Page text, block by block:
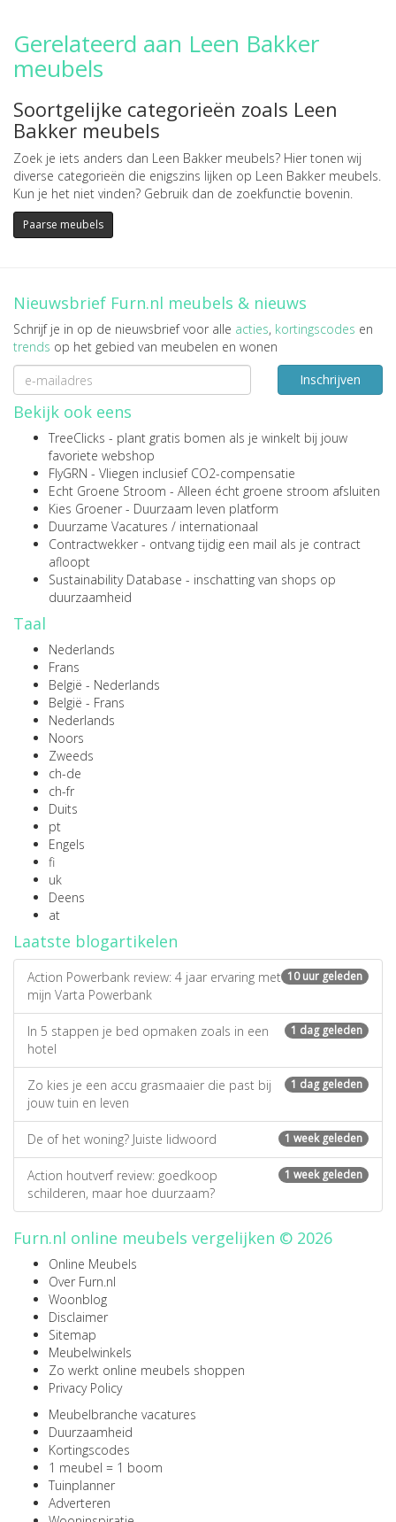
Gerelateerd aan Leen Bakker
meubels
Soortgelijke categorieën zoals Leen
Bakker meubels
Zoek je iets anders dan Leen Bakker meubels? Hier tonen wij
diverse categorieën die enigszins lijken op Leen Bakker meubels.
Kun je het niet vinden? Gebruik dan de zoekfunctie bovenin.
Paarse meubels
Nieuwsbrief Furn.nl meubels & nieuws
Schrijf je in op de nieuwsbrief voor alle acties, kortingscodes en
trends op het gebied van meubelen en wonen
Inschrijven
Bekijk ook eens
TreeClicks - plant gratis bomen als je winkelt bij jouw
favoriete webshop
FlyGRN - Vliegen inclusief CO2-compensatie
Echt Groene Stroom - Alleen écht groene stroom afsluiten
Kies Groener - Duurzaam leven platform
Duurzame Vacatures / internationaal
Contractwekker - ontvang tijdig een mail als je contract
afloopt
Sustainability Database - inschatting van shops op
duurzaamheid
Taal
Nederlands
Frans
België - Nederlands
België - Frans
Nederlands
Noors
Zweeds
ch-de
ch-fr
Duits
pt
Engels
fi
uk
Deens
at
Laatste blogartikelen
10 uur geleden
Action Powerbank review: 4 jaar ervaring met
mijn Varta Powerbank
1 dag geleden
In 5 stappen je bed opmaken zoals in een
hotel
1 dag geleden
Zo kies je een accu grasmaaier die past bij
jouw tuin en leven
1 week geleden
De of het woning? Juiste lidwoord
1 week geleden
Action houtverf review: goedkoop
schilderen, maar hoe duurzaam?
Furn.nl online meubels vergelijken © 2026
Online Meubels
Over Furn.nl
Woonblog
Disclaimer
Sitemap
Meubelwinkels
Zo werkt online meubels shoppen
Privacy Policy
Meubelbranche vacatures
Duurzaamheid
Kortingscodes
1 meubel = 1 boom
Tuinplanner
Adverteren